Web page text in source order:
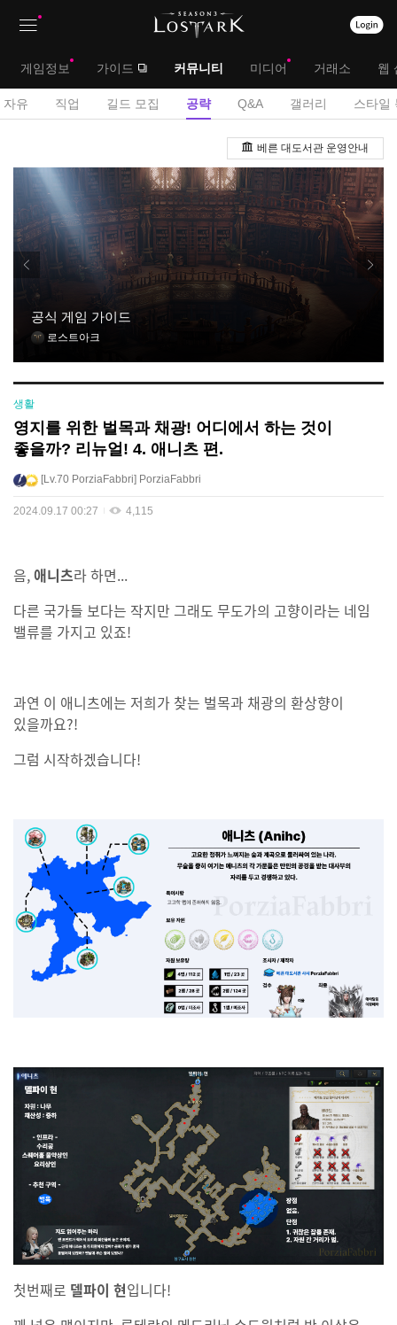
뉴
대
메
게임정보 가이드 커뮤니티 미디어 거래소 웹
서
메
뉴
자유 직업 길드 모집 공략 Q&A 갤러리 스타일
략
판
베른 대도서관 운영안내
공식 게임 가이드
로스트아크
생활
영지를 위한 벌목과 채광! 어디에서 하는 것이
좋을까? 리뉴얼! 4. 애니츠 편.
Lv.70 PorziaFabbri PorziaFabbri
2024.09.17 00:27 4,115
음,애니츠라 하면...
다른 국가들 보다는 작지만 그래도 무도가의 고향이라는 네임
밸류를 가지고 있죠!
과연 이 애니츠에는 저희가 찾는 벌목과 채광의 환상향이
있을까요?!
그럼 시작하겠습니다!
첫번째로 델파이 현입니다!